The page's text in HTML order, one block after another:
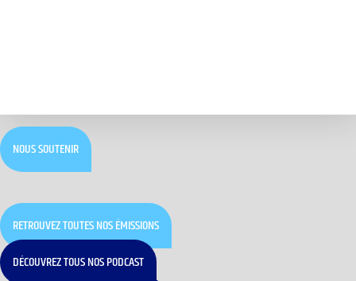
NOUS SOUTENIR
RETROUVEZ TOUTES NOS ÉMISSIONS
DÉCOUVREZ TOUS NOS PODCAST